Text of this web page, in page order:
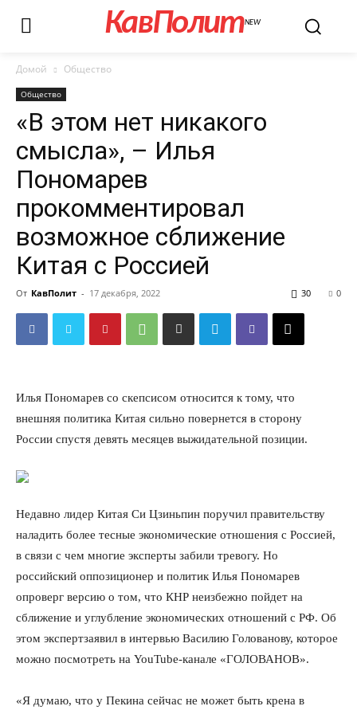
КавПолитNEW
Домой Общество
Общество
«В этом нет никакого
смысла», – Илья
Пономарев
прокомментировал
возможное сближение
Китая с Россией
От КавПолит - 17 декабря, 2022 0
30
Илья Пономарев со скепсисом относится к тому, что
внешняя политика Китая сильно повернется в сторону
России спустя девять месяцев выжидательной позиции.
Недавно лидер Китая Си Цзиньпин поручил правительству
наладить более тесные экономические отношения с Россией,
в связи с чем многие эксперты забили тревогу. Но
российский оппозиционер и политик Илья Пономарев
опроверг версию о том, что КНР неизбежно пойдет на
сближение и углубление экономических отношений с РФ. Об
этом экспертзаявил в интервью Василию Голованову, которое
можно посмотреть на YouTube-канале «ГОЛОВАНОВ».
«Я думаю, что у Пекина сейчас не может быть крена в